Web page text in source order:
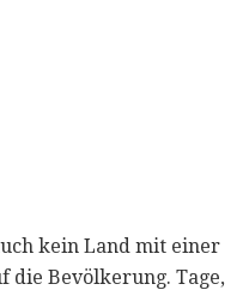
kein Land mit einer
die Bevölkerung. Tage,